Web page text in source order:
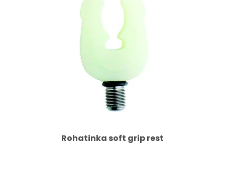
Rohatinka soft grip rest